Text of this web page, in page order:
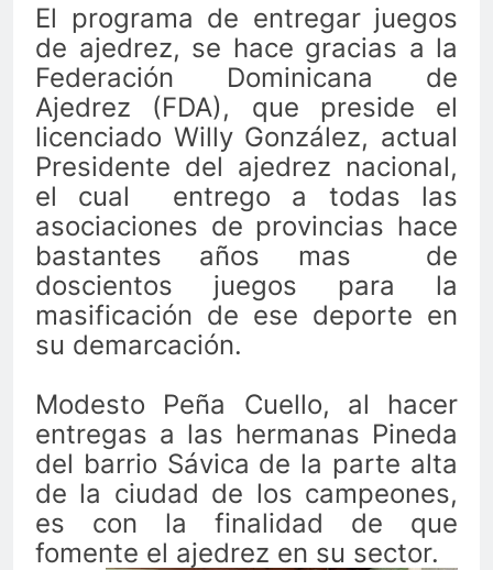
El programa de entregar juegos
de ajedrez, se hace gracias a la
Federación Dominicana de
Ajedrez (FDA), que preside el
licenciado Willy González, actual
Presidente del ajedrez nacional,
el cual entrego a todas las
asociaciones de provincias hace
bastantes años mas de
doscientos juegos para la
masificación de ese deporte en
su demarcación.
Modesto Peña Cuello, al hacer
entregas a las hermanas Pineda
del barrio Sávica de la parte alta
de la ciudad de los campeones,
es con la finalidad de que
fomente el ajedrez en su sector.